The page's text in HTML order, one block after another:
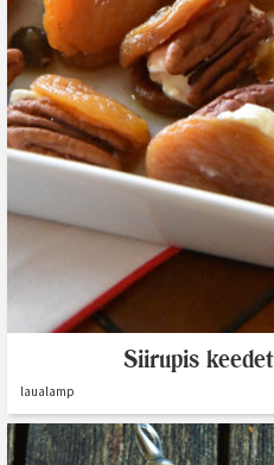
Siirupis
laualamp